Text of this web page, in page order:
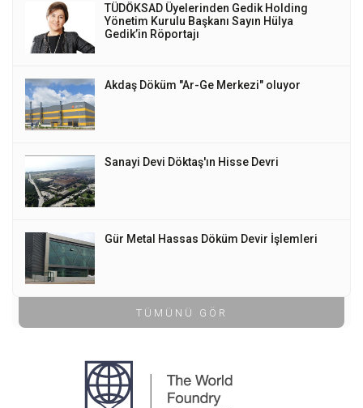
TÜDÖKSAD Üyelerinden Gedik Holding
Yönetim Kurulu Başkanı Sayın Hülya
Gedik’in Röportajı
Akdaş Döküm "Ar-Ge Merkezi" oluyor
Sanayi Devi Döktaş'ın Hisse Devri
Gür Metal Hassas Döküm Devir İşlemleri
TÜMÜNÜ GÖR